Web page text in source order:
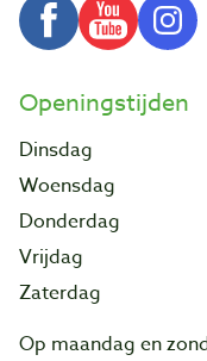
Openingstijden
Dinsdag
Woensdag
Donderdag
Vrijdag
Zaterdag
Op maandag en